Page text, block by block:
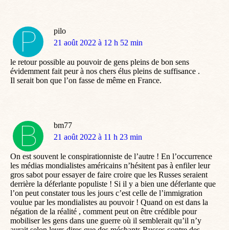
pilo
dit
21 août 2022 à 12 h 52 min
le retour possible au pouvoir de gens pleins de bon sens
évidemment fait peur à nos chers élus pleins de suffisance .
Il serait bon que l’on fasse de même en France.
bm77
dit
21 août 2022 à 11 h 23 min
On est souvent le conspirationniste de l’autre ! En l’occurrence
les médias mondialistes américains n’hésitent pas à enfiler leur
gros sabot pour essayer de faire croire que les Russes seraient
derrière la déferlante populiste ! Si il y a bien une déferlante que
l’on peut constater tous les jours c’est celle de l’immigration
voulue par les mondialistes au pouvoir ! Quand on est dans la
négation de la réalité , comment peut on être crédible pour
mobiliser les gens dans une guerre où il semblerait qu’il n’y